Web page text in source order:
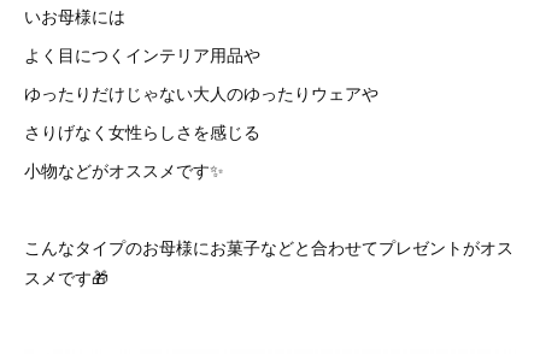
いお母様には
よく目につくインテリア用品や
ゆったりだけじゃない大人のゆったりウェアや
さりげなく女性らしさを感じる
小物などがオススメです✨
こんなタイプのお母様にお菓子などと合わせてプレゼントがオス
スメです🎁